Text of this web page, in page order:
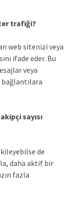
trafiği?
web sitenizi veya
ifade eder. Bu
veya
bağlantılara
sayısı
de
daha aktif bir
fazla